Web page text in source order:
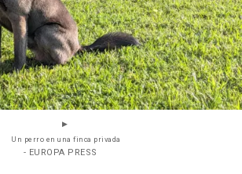
Un perro en una finca privada
- EUROPA PRESS